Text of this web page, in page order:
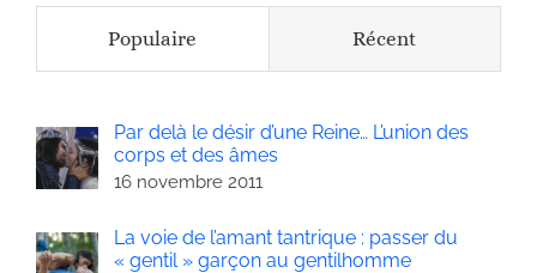
Populaire Récent
Par delà le désir d’une Reine… L’union des
corps et des âmes
16 novembre 2011
La voie de l’amant tantrique : passer du
« gentil » garçon au gentilhomme